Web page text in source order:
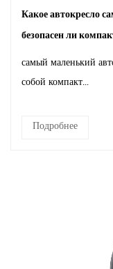
Какое автокресло
безопасен ли
самый маленький автокресла для младенцев представляют
собой компакт...
Подробнее